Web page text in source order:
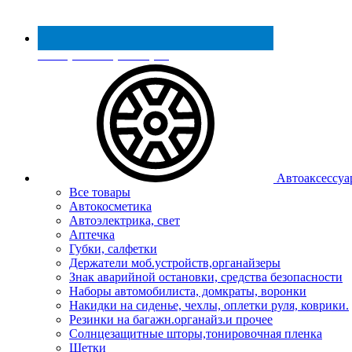
Реестр МинПромТорга
Все товары
Автокосметика
Автоэлектрика, свет
Аптечка
Губки, салфетки
Держатели моб.устройств,органайзеры
Знак аварийной остановки, средства безопасности
Наборы автомобилиста, домкраты, воронки
Накидки на сиденье, чехлы, оплетки руля, коврики.
Резинки на багажн.органайз.и прочее
Солнцезащитные шторы,тонировочная пленка
Щетки